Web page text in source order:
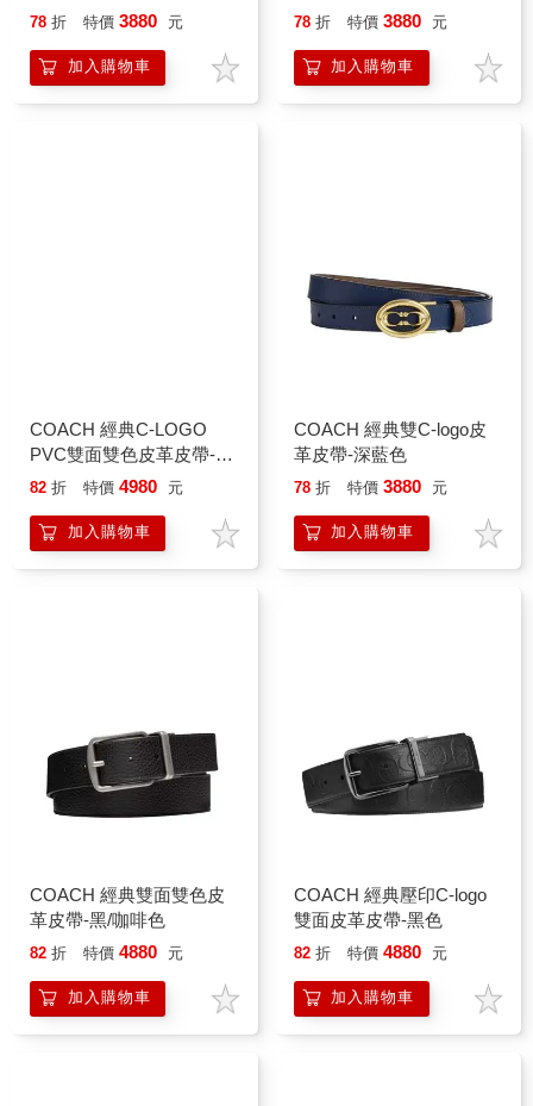
78 折 特價 3880 元
加入購物車
78 折 特價 3880 元
加入購物車
COACH 經典C-LOGO
PVC雙面雙色皮革皮帶-黑
色
82 折 特價 4980 元
加入購物車
COACH 經典雙C-logo皮
革皮帶-深藍色
78 折 特價 3880 元
加入購物車
COACH 經典雙面雙色皮
革皮帶-黑/咖啡色
82 折 特價 4880 元
加入購物車
COACH 經典壓印C-logo
雙面皮革皮帶-黑色
82 折 特價 4880 元
加入購物車